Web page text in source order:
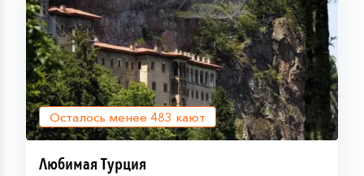
Осталось менее 483 кают
Любимая Турция